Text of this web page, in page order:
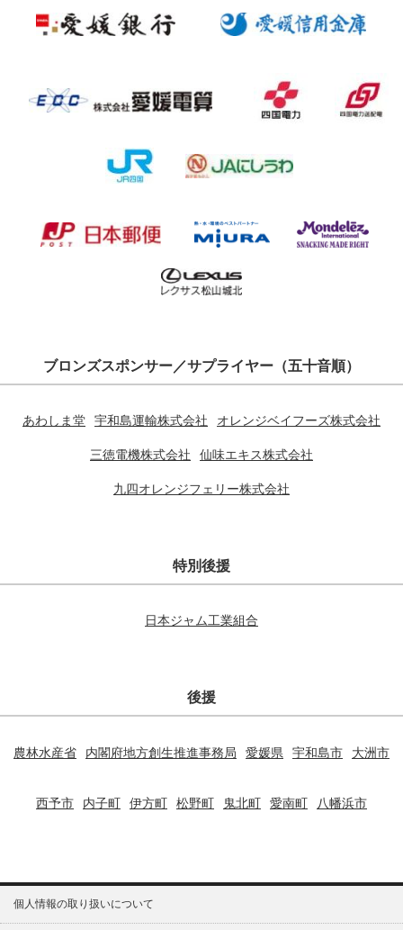
ブロンズスポンサー／サプライヤー（五十音順）
あわしま堂 宇和島運輸株式会社 オレンジベイフーズ株式会社
三徳電機株式会社 仙味エキス株式会社
九四オレンジフェリー株式会社
特別後援
日本ジャム工業組合
後援
農林水産省 内閣府地方創生推進事務局 愛媛県 宇和島市 大洲市
西予市 内子町 伊方町 松野町 鬼北町 愛南町 八幡浜市
個人情報の取り扱いについて